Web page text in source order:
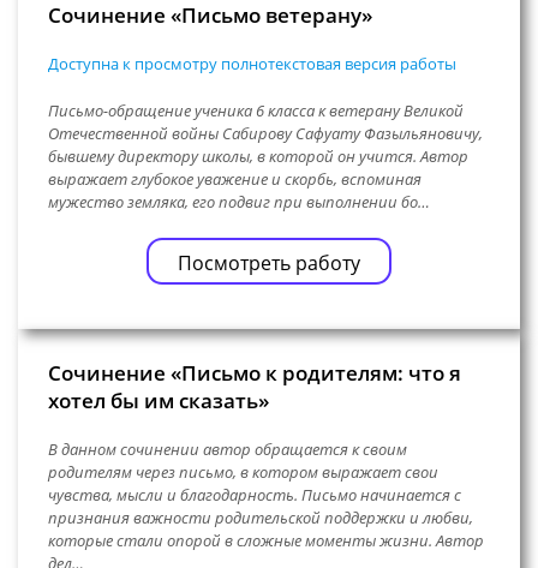
Сочинение «Письмо ветерану»
Доступна к просмотру полнотекстовая версия работы
Письмо-обращение ученика 6 класса к ветерану Великой
Отечественной войны Сабирову Сафуату Фазыльяновичу,
бывшему директору школы, в которой он учится. Автор
выражает глубокое уважение и скорбь, вспоминая
мужество земляка, его подвиг при выполнении бо…
Посмотреть работу
Сочинение «Письмо к родителям: что я
хотел бы им сказать»
В данном сочинении автор обращается к своим
родителям через письмо, в котором выражает свои
чувства, мысли и благодарность. Письмо начинается с
признания важности родительской поддержки и любви,
которые стали опорой в сложные моменты жизни. Автор